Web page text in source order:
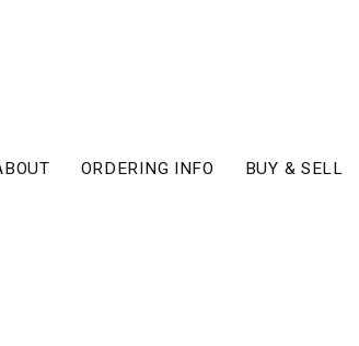
ORDERING INFO BUY & SELL